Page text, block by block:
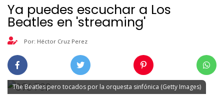
Ya puedes escuchar a Los
Beatles en 'streaming'
Por: Héctor Cruz Perez
The Beatles pero tocados por la orquesta sinfónica (Getty Images)